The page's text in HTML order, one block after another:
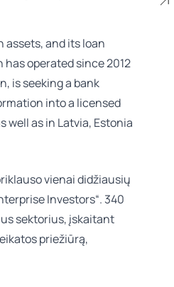
assets, and its loan
operated since 2012
is seeking a bank
into a licensed
as in Latvia, Estonia
vienai didžiausių
Investors“. 340
sektorius, įskaitant
priežiūrą,